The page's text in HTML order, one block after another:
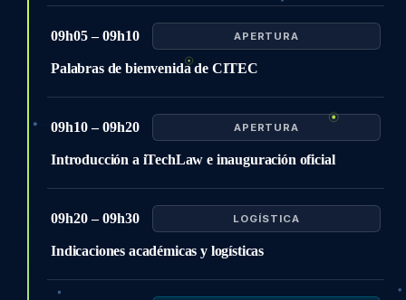
09h05 – 09h10 APERTURA
Palabras de bienvenida de CITEC
09h10 – 09h20 APERTURA
Introducción a iTechLaw e inauguración oficial
09h20 – 09h30 LOGÍSTICA
Indicaciones académicas y logísticas